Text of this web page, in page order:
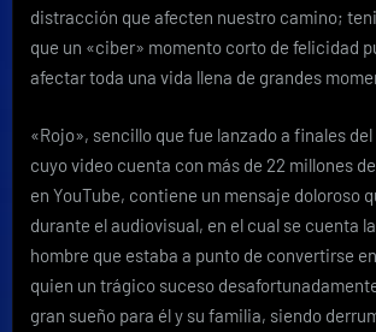
distracción que afecten nuestro camino;
que un «ciber» momento corto de felicidad
afectar toda una vida llena de grandes
«Rojo», sencillo que fue lanzado a finales
cuyo video cuenta con más de 22 millones
en YouTube, contiene un mensaje doloroso
durante el audiovisual, en el cual se cuenta
hombre que estaba a punto de convertirse
quien un trágico suceso
gran sueño para él y su familia, siendo